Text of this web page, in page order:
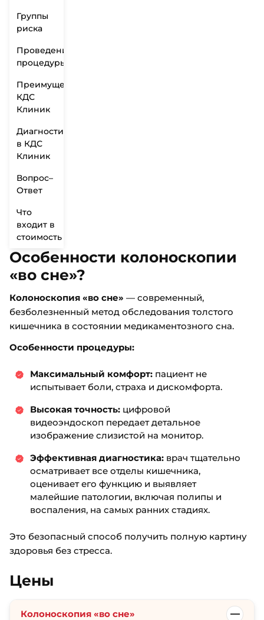
Группы
риска
Проведение
процедуры
Преимущества
КДС
Клиник
Диагностика
в КДС
Клиник
Вопрос–
Ответ
Что
входит в
стоимость
Особенности колоноскопии
«во сне»?
Колоноскопия «во сне» — современный,
безболезненный метод обследования толстого
кишечника в состоянии медикаментозного сна.
Особенности процедуры:
Максимальный комфорт: пациент не
испытывает боли, страха и дискомфорта.
Высокая точность: цифровой
видеоэндоскоп передает детальное
изображение слизистой на монитор.
Эффективная диагностика: врач тщательно
осматривает все отделы кишечника,
оценивает его функцию и выявляет
малейшие патологии, включая полипы и
воспаления, на самых ранних стадиях.
Это безопасный способ получить полную картину
здоровья без стресса.
Цены
Колоноскопия «во сне»